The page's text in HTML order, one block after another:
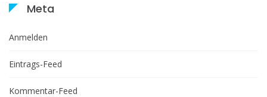
Meta
Anmelden
Eintrags-Feed
Kommentar-Feed